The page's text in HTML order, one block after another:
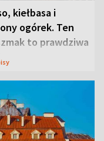
kiełbasa i
ogórek. Ten
to prawdziwa